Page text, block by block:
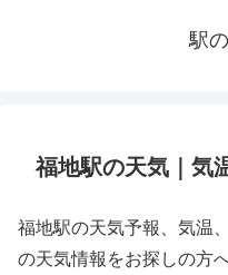
駅
福地駅の天気｜気
福地駅の天気予報、気温
の天気情報をお探しの方へ